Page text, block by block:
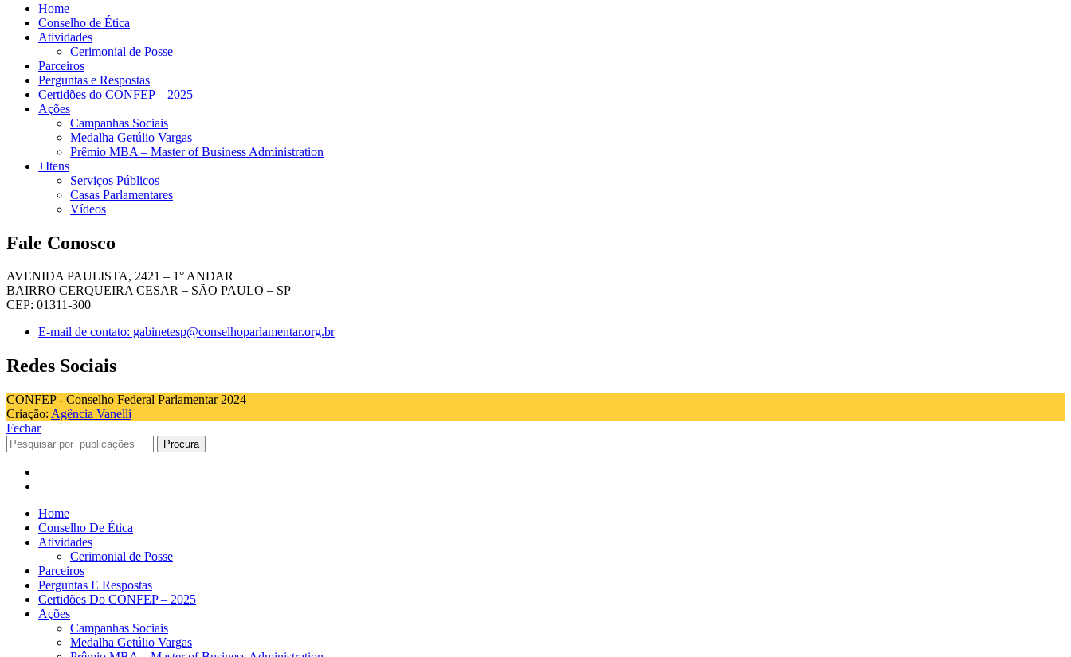
Home
Conselho de Ética
Atividades
Cerimonial de Posse
Parceiros
Perguntas e Respostas
Certidões do CONFEP – 2025
Ações
Campanhas Sociais
Medalha Getúlio Vargas
Prêmio MBA – Master of Business Administration
+Itens
Serviços Públicos
Casas Parlamentares
Vídeos
Fale Conosco
AVENIDA PAULISTA, 2421 – 1° ANDAR
BAIRRO CERQUEIRA CESAR – SÃO PAULO – SP
CEP: 01311-300
E-mail de contato: gabinetesp@conselhoparlamentar.org.br
Redes Sociais
CONFEP - Conselho Federal Parlamentar 2024
Criação: Agência Vanelli
Fechar
Procura
Home
Conselho De Ética
Atividades
Cerimonial de Posse
Parceiros
Perguntas E Respostas
Certidões Do CONFEP – 2025
Ações
Campanhas Sociais
Medalha Getúlio Vargas